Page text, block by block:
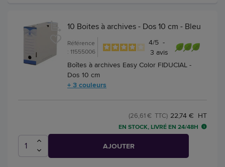
10 Boites à archives - Dos 10 cm - Bleu
Référence
: 11555006
4/5 -
3 avis
Boîtes à archives Easy Color FIDUCIAL -
Dos 10 cm
+ 3 couleurs
22,74 € HT
(26,61 € TTC)
EN STOCK, LIVRÉ EN 24/48H
AJOUTER